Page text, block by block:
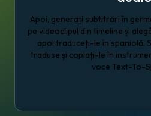
Apoi, generați subtitrări în
pe videoclipul din timeline și
apoi traduceți-le în spaniolă.
traduse și copiați-le în
voce Text-To-